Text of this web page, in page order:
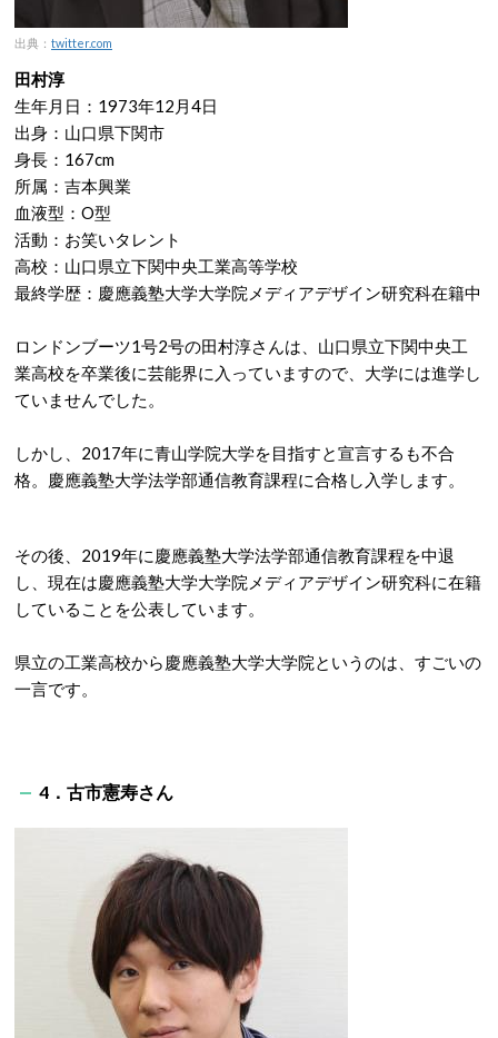
出典： twitter.com
田村淳
生年月日：1973年12月4日
出身：山口県下関市
身長：167cm
所属：吉本興業
血液型：O型
活動：お笑いタレント
高校：山口県立下関中央工業高等学校
最終学歴：慶應義塾大学大学院メディアデザイン研究科在籍中
ロンドンブーツ1号2号の田村淳さんは、山口県立下関中央工
業高校を卒業後に芸能界に入っていますので、大学には進学し
ていませんでした。
しかし、2017年に青山学院大学を目指すと宣言するも不合
格。慶應義塾大学法学部通信教育課程に合格し入学します。
その後、2019年に慶應義塾大学法学部通信教育課程を中退
し、現在は慶應義塾大学大学院メディアデザイン研究科に在籍
していることを公表しています。
県立の工業高校から慶應義塾大学大学院というのは、すごいの
一言です。
4．古市憲寿さん